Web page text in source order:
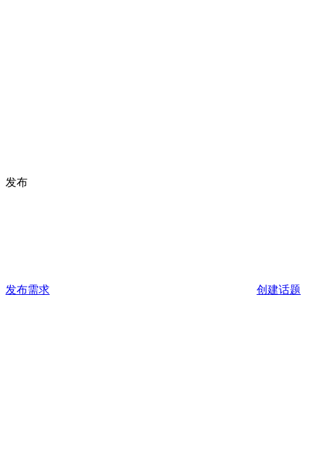
发布
发布需求 创建话题